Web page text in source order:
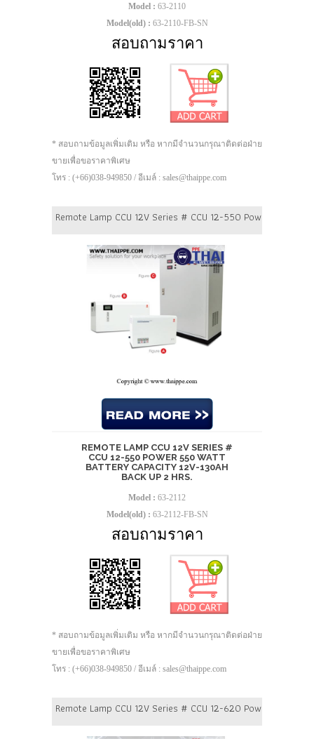
Model : 63-2110
Model(old) : 63-2110-FB-SN
สอบถามราคา
* สอบถามข้อมูลเพิ่มเติม หรือ หากมีจำนวนกรุณาติดต่อฝ่าย
ขายเพื่อขอราคาพิเศษ
โทร : (+66)038-949850 / อีเมล์ : sales@thaippe.com
Remote Lamp CCU 12V Series # CCU 12-550 Power 550
REMOTE LAMP CCU 12V SERIES #
CCU 12-550 POWER 550 WATT
BATTERY CAPACITY 12V-130AH
BACK UP 2 HRS.
Model : 63-2112
Model(old) : 63-2112-FB-SN
สอบถามราคา
* สอบถามข้อมูลเพิ่มเติม หรือ หากมีจำนวนกรุณาติดต่อฝ่าย
ขายเพื่อขอราคาพิเศษ
โทร : (+66)038-949850 / อีเมล์ : sales@thaippe.com
Remote Lamp CCU 12V Series # CCU 12-620 Power 620